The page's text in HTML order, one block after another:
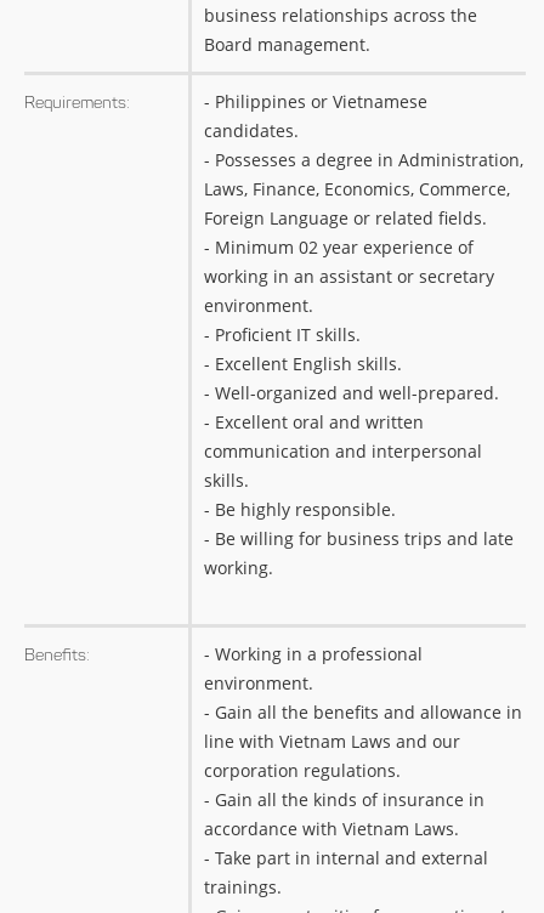
business relationships across the
Board management.
Requirements:
- Philippines or Vietnamese
candidates.
- Possesses a degree in Administration,
Laws, Finance, Economics, Commerce,
Foreign Language or related fields.
- Minimum 02 year experience of
working in an assistant or secretary
environment.
- Proficient IT skills.
- Excellent English skills.
- Well-organized and well-prepared.
- Excellent oral and written
communication and interpersonal
skills.
- Be highly responsible.
- Be willing for business trips and late
working.
Benefits:
- Working in a professional
environment.
- Gain all the benefits and allowance in
line with Vietnam Laws and our
corporation regulations.
- Gain all the kinds of insurance in
accordance with Vietnam Laws.
- Take part in internal and external
trainings.